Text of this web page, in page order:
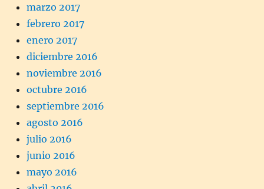
marzo 2017
febrero 2017
enero 2017
diciembre 2016
noviembre 2016
octubre 2016
septiembre 2016
agosto 2016
julio 2016
junio 2016
mayo 2016